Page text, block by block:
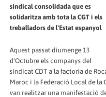
sindical consolidada que es
solidaritza amb tota la CGT i els
treballadors de l'Estat espanyol
Aquest passat diumenge 13
d'Octubre els companys del
sindicat CDT a la factoria de
Maroc i la Federació Local de la
van realitzar una manifestació